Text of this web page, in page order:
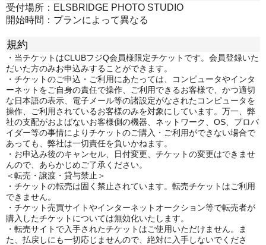
受付場所：ELSBRIDGE PHOTO STUDIO
開始時間：プランによって異なる
規約
・当チケットはCLUBフジQ会員様限定チケットです。会員登録いた
だいた方のみお申込みすることができます。
・チケットのご申込・ご利用にあたっては、コンピュータやインタ
ーネットをご自身の責任で操作、ご利用できるお客様で、かつ適切
な日本語の表示、電子メール等の諸設定がなされたコンピュータを
操作、ご利用されているお客様のみを対象にしています。万一、弊
社の支配がおよばないお客様側の機器、ネットワーク、OS、プロバ
イダー等の事情によりチケットのご購入・ご利用ができない場合で
あっても、弊社は一切責任を負いかねます。
・お申込み後のキャンセル、日付変更、チケットの変更はできませ
んので、あらかじめご了承ください。
＜転売・譲渡・貸与禁止＞
・チケットの転売は固く禁止されています。転売チケットはご利用
できません。
・チケット売買サイトやインターネットオークション等で転売者が
購入したチケットについては無効化いたします。
・転売サイトで入手されたチケットはご使用いただけません。ま
た、払戻しにも一切応じませんので、絶対に入手しないでくださ